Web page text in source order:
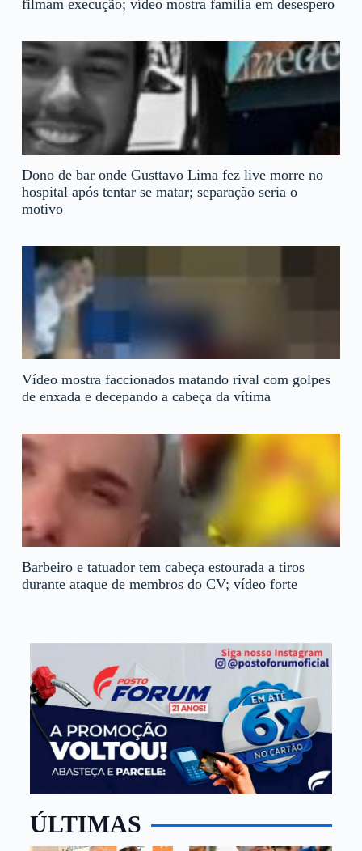
filmam execução; vídeo mostra família em desespero
Dono de bar onde Gusttavo Lima fez live morre no
hospital após tentar se matar; separação seria o
motivo
Vídeo mostra faccionados matando rival com golpes
de enxada e decepando a cabeça da vítima
Barbeiro e tatuador tem cabeça estourada a tiros
durante ataque de membros do CV; vídeo forte
ÚLTIMAS